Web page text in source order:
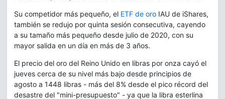
Su competidor más pequeño, el ETF de oro IAU de iShares,
también se redujo por quinta sesión consecutiva, cayendo
a su tamaño más pequeño desde julio de 2020, con su
mayor salida en un día en más de 3 años.
El precio del oro del Reino Unido en libras por onza cayó el
jueves cerca de su nivel más bajo desde principios de
agosto a 1448 libras - más del 8% desde el pico récord del
desastre del "mini-presupuesto" - ya que la libra esterlina